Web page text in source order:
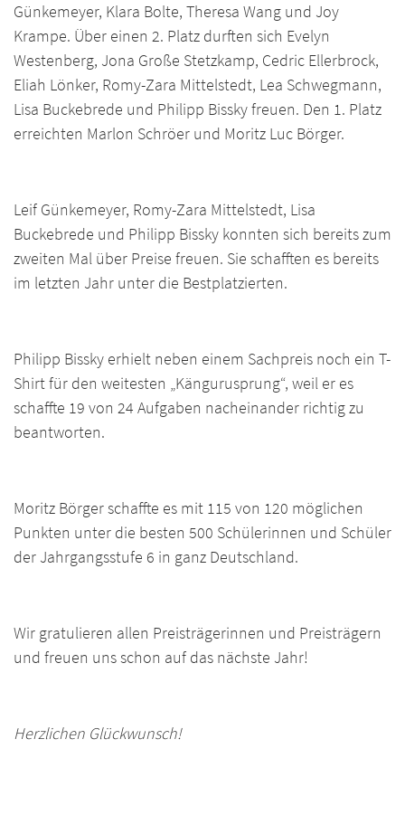
Günkemeyer, Klara Bolte, Theresa Wang und Joy
Krampe. Über einen 2. Platz durften sich Evelyn
Westenberg, Jona Große Stetzkamp, Cedric Ellerbrock,
Eliah Lönker, Romy-Zara Mittelstedt, Lea Schwegmann,
Lisa Buckebrede und Philipp Bissky freuen. Den 1. Platz
erreichten Marlon Schröer und Moritz Luc Börger.
Leif Günkemeyer, Romy-Zara Mittelstedt, Lisa
Buckebrede und Philipp Bissky konnten sich bereits zum
zweiten Mal über Preise freuen. Sie schafften es bereits
im letzten Jahr unter die Bestplatzierten.
Philipp Bissky erhielt neben einem Sachpreis noch ein T-
Shirt für den weitesten „Kängurusprung“, weil er es
schaffte 19 von 24 Aufgaben nacheinander richtig zu
beantworten.
Moritz Börger schaffte es mit 115 von 120 möglichen
Punkten unter die besten 500 Schülerinnen und Schüler
der Jahrgangsstufe 6 in ganz Deutschland.
Wir gratulieren allen Preisträgerinnen und Preisträgern
und freuen uns schon auf das nächste Jahr!
Herzlichen Glückwunsch!